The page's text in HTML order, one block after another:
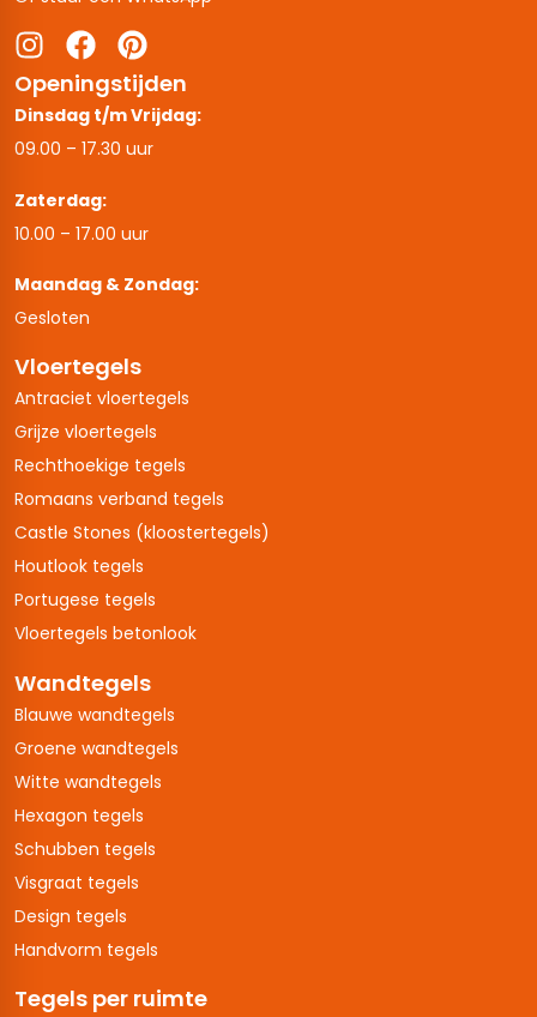
Openingstijden
Dinsdag t/m Vrijdag:
09.00 – 17.30 uur
Zaterdag:
10.00 – 17.00 uur
Maandag & Zondag:
Gesloten
Vloertegels
Antraciet vloertegels
Grijze vloertegels
Rechthoekige tegels
Romaans verband tegels
Castle Stones (kloostertegels)
Houtlook tegels
Portugese tegels
Vloertegels betonlook
Wandtegels
Blauwe wandtegels
Groene wandtegels
Witte wandtegels
Hexagon tegels
Schubben tegels
Visgraat tegels
Design tegels
Handvorm tegels
Tegels per ruimte